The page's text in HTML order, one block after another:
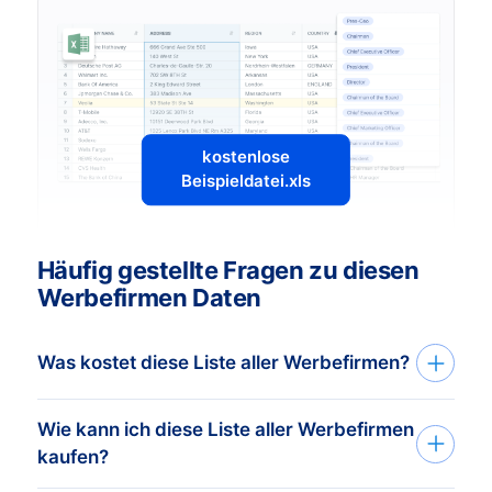
kostenlose
Beispieldatei.xls
Häufig gestellte Fragen zu diesen
Werbefirmen Daten
Was kostet diese Liste aller Werbefirmen?
Der Preis hängt von der Menge der Daten
ab, die Du kaufen möchtest. Der
Wie kann ich diese Liste aller Werbefirmen
kaufen?